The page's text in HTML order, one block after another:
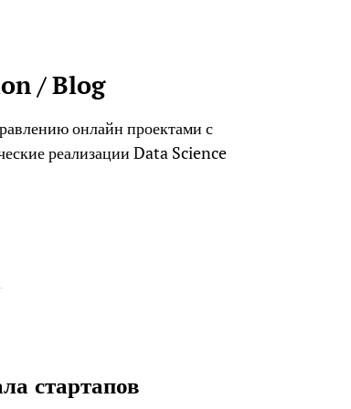
/ Blog
онлайн проектами с
реализации Data Science
стартапов